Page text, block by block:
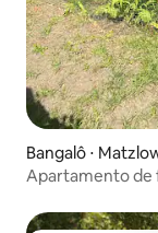
Bangalô ⋅
Apartamento de